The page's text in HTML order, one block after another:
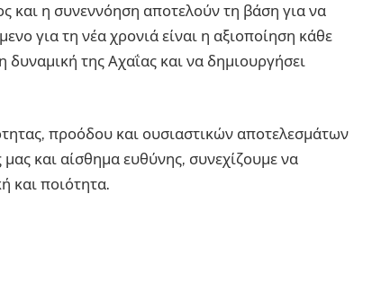
και η συνεννόηση αποτελούν τη βάση για να
για τη νέα χρονιά είναι η αξιοποίηση κάθε
δυναμική της Αχαΐας και να δημιουργήσει
προόδου και ουσιαστικών αποτελεσμάτων
και αίσθημα ευθύνης, συνεχίζουμε να
και ποιότητα.